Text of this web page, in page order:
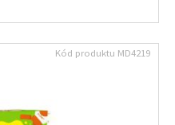
Kód produktu MD4219